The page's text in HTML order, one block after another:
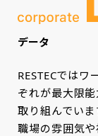
データ
RESTECでは
ぞれが最大限
取り組んでいま
職場の雰囲気